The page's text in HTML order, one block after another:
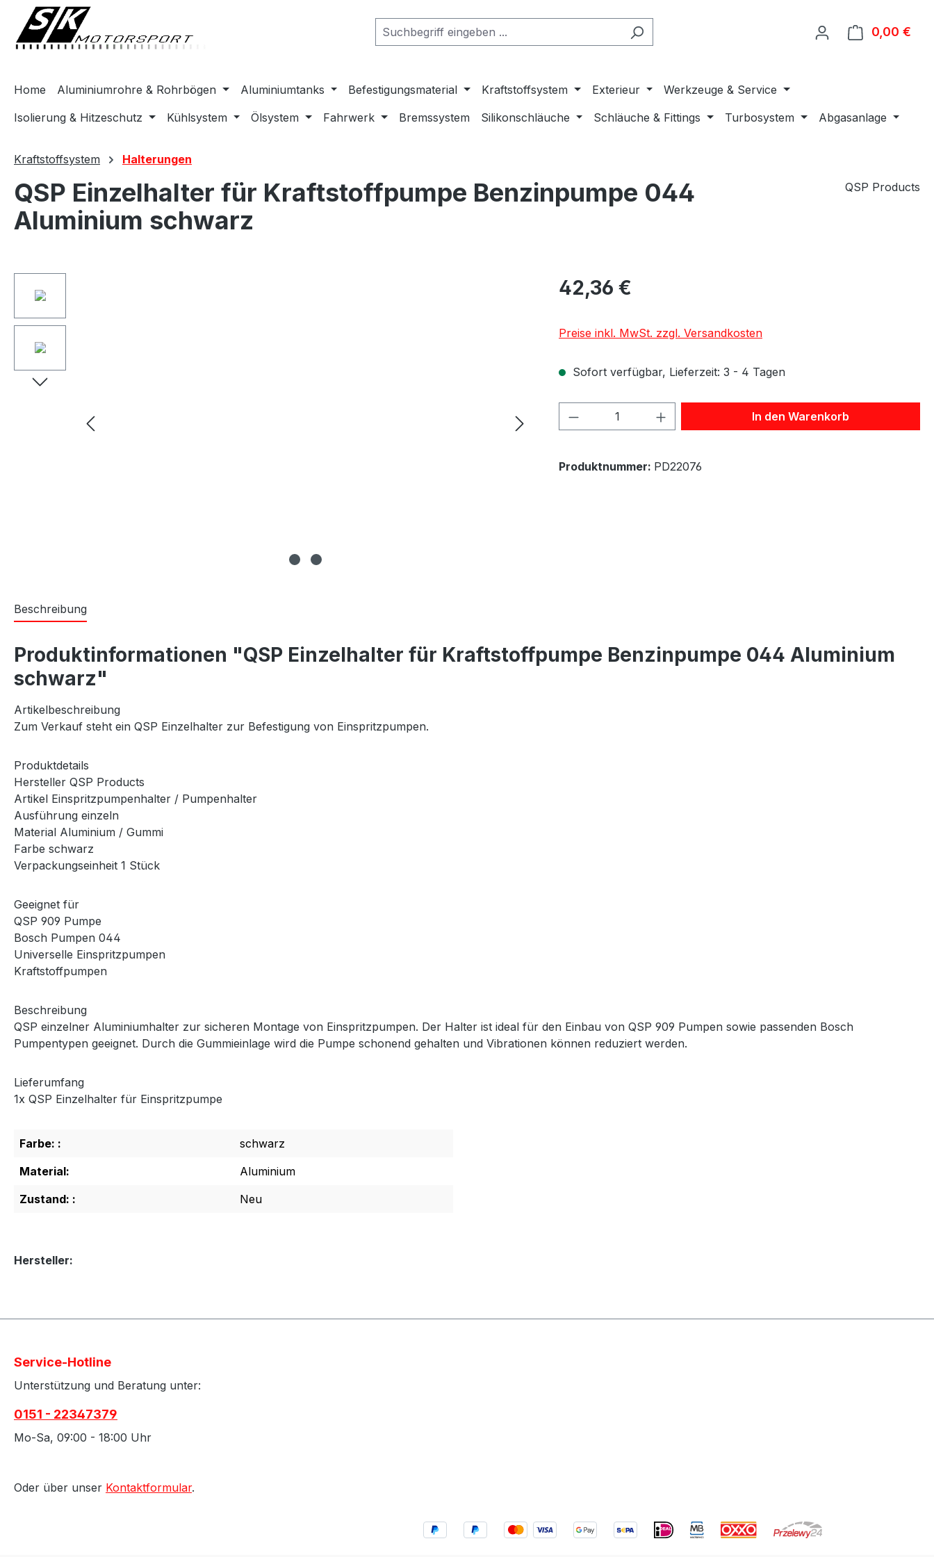
Zur Hauptnavigation springen
0,00 €
Home Aluminiumrohre & Rohrbögen Aluminiumtanks Befestigungsmaterial Kraftstoffsystem Exterieur
Werkzeuge & Service
Isolierung & Hitzeschutz
Kühlsystem Ölsystem Fahrwerk Bremssystem Silikonschläuche Schläuche & Fittings Turbosystem Abgasanlage
Kraftstoffsystem Halterungen
QSP Einzelhalter für Kraftstoffpumpe Benzinpumpe 044
Aluminium schwarz
QSP Products
42,36 €
Preise inkl. MwSt. zzgl. Versandkosten
Sofort verfügbar, Lieferzeit: 3 - 4 Tagen
Produkt Anzahl: Gib den gewünschten Wert
In den Warenkorb
Produktnummer: PD22076
Beschreibung
Produktinformationen "QSP Einzelhalter für Kraftstoffpumpe Benzinpumpe 044 Aluminium
schwarz"
Artikelbeschreibung
Zum Verkauf steht ein QSP Einzelhalter zur Befestigung von Einspritzpumpen.
Produktdetails
Hersteller QSP Products
Artikel Einspritzpumpenhalter / Pumpenhalter
Ausführung einzeln
Material Aluminium / Gummi
Farbe schwarz
Verpackungseinheit 1 Stück
Geeignet für
QSP 909 Pumpe
Bosch Pumpen 044
Universelle Einspritzpumpen
Kraftstoffpumpen
Beschreibung
QSP einzelner Aluminiumhalter zur sicheren Montage von Einspritzpumpen. Der Halter ist ideal für den Einbau von QSP 909 Pumpen sowie passenden Bosch
Pumpentypen geeignet. Durch die Gummieinlage wird die Pumpe schonend gehalten und Vibrationen können reduziert werden.
Lieferumfang
1x QSP Einzelhalter für Einspritzpumpe
Farbe: :
schwarz
Material:
Aluminium
Zustand: :
Neu
Hersteller:
Service-Hotline
Unterstützung und Beratung unter:
0151 - 22347379
Mo-Sa, 09:00 - 18:00 Uhr
Oder über unser Kontaktformular.